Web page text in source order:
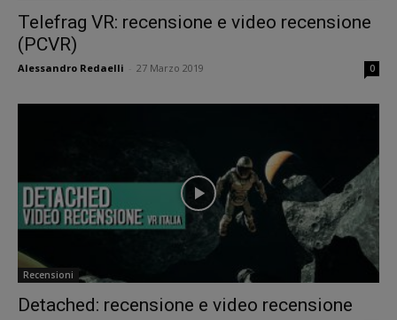
Telefrag VR: recensione e video recensione
(PCVR)
Alessandro Redaelli 27 Marzo 2019 0
Recensioni
Detached: recensione e video recensione